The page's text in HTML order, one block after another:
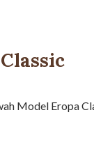
Model Eropa